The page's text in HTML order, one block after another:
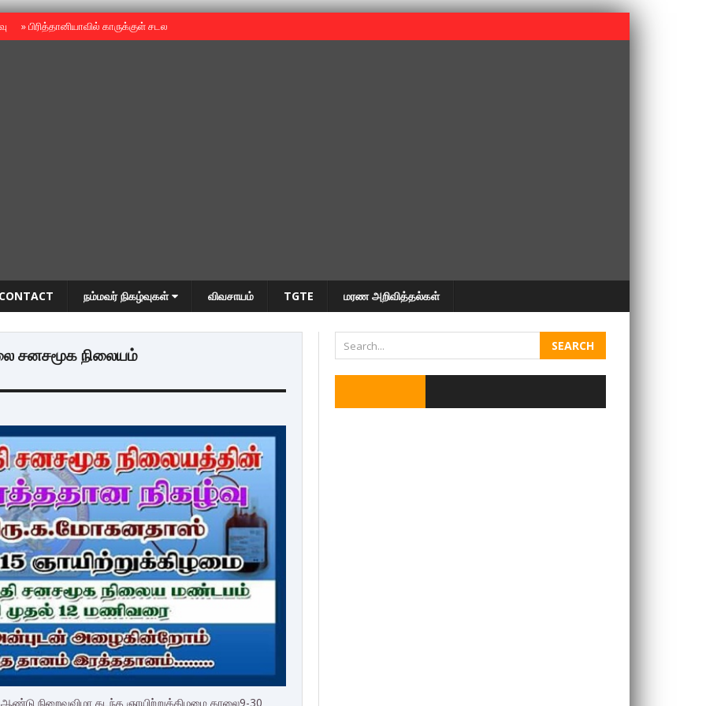
»பிரித்தானியாவில் காருக்குள் சடலம் -தமிழருடையதா ?
CONTACT நம்மவர் நிகழ்வுகள் விவசாயம் TGTE மரண அறிவித்தல்கள்
சனசமூக நிலையம்
நிறைவுவிழா கடந்த ஞாயிற்றுக்கிழமை காலை9-30